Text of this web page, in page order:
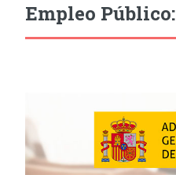
Empleo Público: